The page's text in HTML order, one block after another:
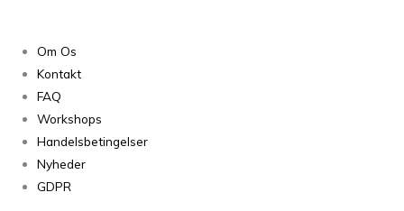
Om Os
Kontakt
FAQ
Workshops
Handelsbetingelser
Nyheder
GDPR